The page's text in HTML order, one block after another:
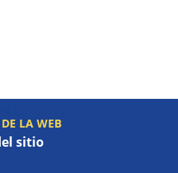
LA WEB
sitio